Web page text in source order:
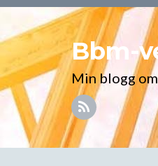
Bbm-
Min blogg